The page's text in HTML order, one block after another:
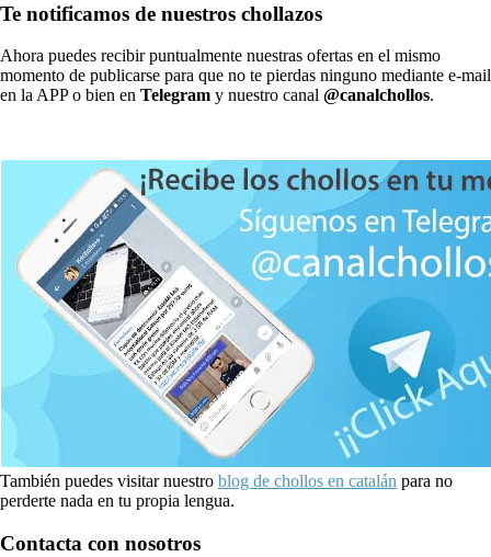
Te notificamos de nuestros chollazos
Ahora puedes recibir puntualmente nuestras ofertas en el mismo
momento de publicarse para que no te pierdas ninguno mediante e-mail
en la APP o bien en Telegram y nuestro canal @canalchollos.
También puedes visitar nuestro blog de chollos en catalán para no
perderte nada en tu propia lengua.
Contacta con nosotros